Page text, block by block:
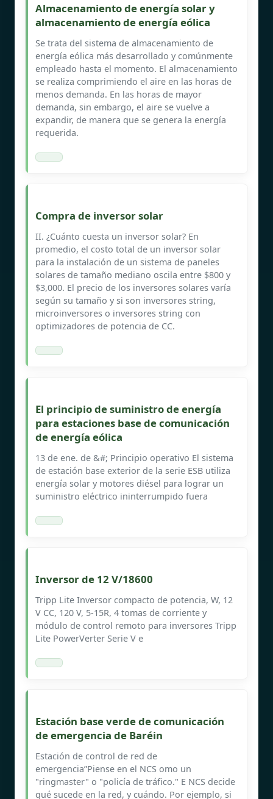
Almacenamiento de energía solar y
almacenamiento de energía eólica
Se trata del sistema de almacenamiento de
energía eólica más desarrollado y comúnmente
empleado hasta el momento. El almacenamiento
se realiza comprimiendo el aire en las horas de
menos demanda. En las horas de mayor
demanda, sin embargo, el aire se vuelve a
expandir, de manera que se genera la energía
requerida.
Compra de inversor solar
II. ¿Cuánto cuesta un inversor solar? En
promedio, el costo total de un inversor solar
para la instalación de un sistema de paneles
solares de tamaño mediano oscila entre $800 y
$3,000. El precio de los inversores solares varía
según su tamaño y si son inversores string,
microinversores o inversores string con
optimizadores de potencia de CC.
El principio de suministro de energía
para estaciones base de comunicación
de energía eólica
13 de ene. de &#; Principio operativo El sistema
de estación base exterior de la serie ESB utiliza
energía solar y motores diésel para lograr un
suministro eléctrico ininterrumpido fuera
Inversor de 12 V/18600
Tripp Lite Inversor compacto de potencia, W, 12
V CC, 120 V, 5-15R, 4 tomas de corriente y
módulo de control remoto para inversores Tripp
Lite PowerVerter Serie V e
Estación base verde de comunicación
de emergencia de Baréin
Estación de control de red de
emergencia”Piense en el NCS omo un
"ringmaster" o "policía de tráfico." E NCS decide
qué sucede en la red, y cuándo. Por ejemplo, si